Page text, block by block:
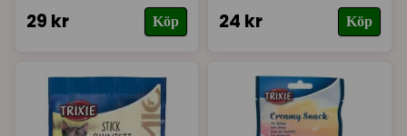
29 kr Köp 24 kr Köp